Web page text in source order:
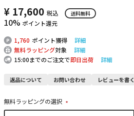
¥ 17,600 税込 送料無料
10% ポイント還元
1,760 ポイント獲得
詳細
無料ラッピング対象
詳細
15:00までのご注文で即日出荷 詳細
返品について お問い合わせ レビューを書く
無料ラッピングの選択
(